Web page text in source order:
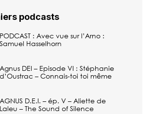
podcasts
PODCAST : Avec vue sur l’Arno :
Samuel Hasselhorn
Agnus DEI – Episode VI : Stéphanie
d’Oustrac – Connais-toi toi même
AGNUS D.E.I. – ép. V – Aliette de
Laleu – The Sound of Silence